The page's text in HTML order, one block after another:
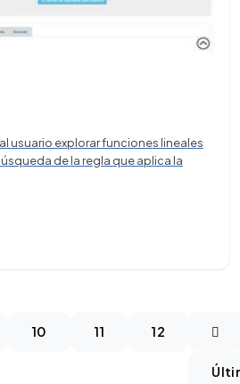
usuario explorar funciones lineales
de la regla que aplica la
10 11 12